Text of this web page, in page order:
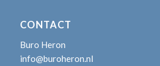
CONTACT
Buro Heron
info@buroheron.nl